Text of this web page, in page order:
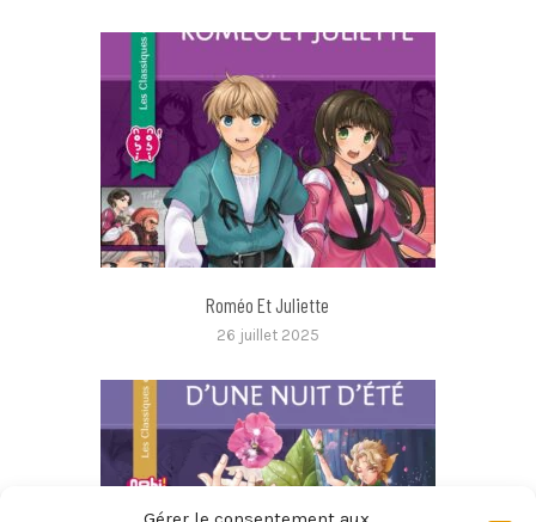
Roméo Et Juliette
26 juillet 2025